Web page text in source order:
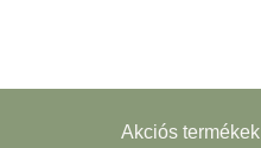
Akciós termékek